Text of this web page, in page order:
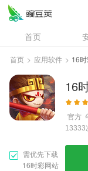
首页
资讯
问答
首页 > 应用软件 > 16
16
官方
13333
需优先下载
16时彩网站